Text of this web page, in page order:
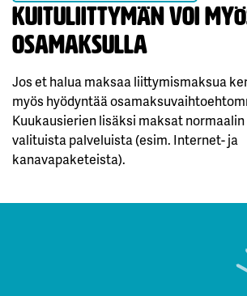
Kuituliittymän voi
osamaksulla
Jos et halua maksaa liittymismaksua
myös hyödyntää
Kuukausierien lisäksi maksat
valituista palveluista (esim. Internet- ja
kanavapaketeista).